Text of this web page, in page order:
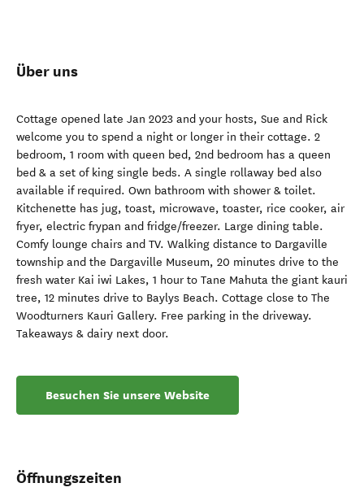
Über uns
Cottage opened late Jan 2023 and your hosts, Sue and Rick
welcome you to spend a night or longer in their cottage. 2
bedroom, 1 room with queen bed, 2nd bedroom has a queen
bed & a set of king single beds. A single rollaway bed also
available if required. Own bathroom with shower & toilet.
Kitchenette has jug, toast, microwave, toaster, rice cooker, air
fryer, electric frypan and fridge/freezer. Large dining table.
Comfy lounge chairs and TV. Walking distance to Dargaville
township and the Dargaville Museum, 20 minutes drive to the
fresh water Kai iwi Lakes, 1 hour to Tane Mahuta the giant kauri
tree, 12 minutes drive to Baylys Beach. Cottage close to The
Woodturners Kauri Gallery. Free parking in the driveway.
Takeaways & dairy next door.
Besuchen Sie unsere Website
Öffnungszeiten